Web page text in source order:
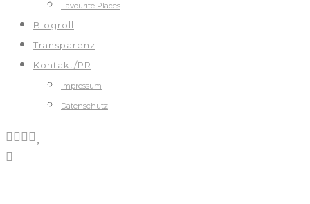
Favourite Places
Blogroll
Transparenz
Kontakt/PR
Impressum
Datenschutz